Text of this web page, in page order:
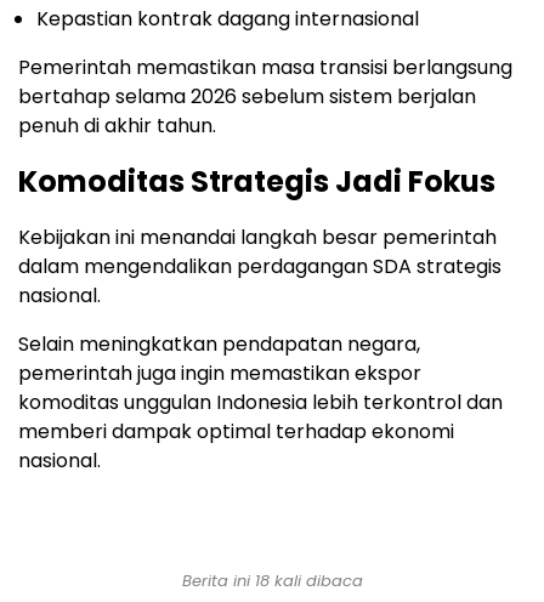
Kepastian kontrak dagang internasional
Pemerintah memastikan masa transisi berlangsung
bertahap selama 2026 sebelum sistem berjalan
penuh di akhir tahun.
Komoditas Strategis Jadi Fokus
Kebijakan ini menandai langkah besar pemerintah
dalam mengendalikan perdagangan SDA strategis
nasional.
Selain meningkatkan pendapatan negara,
pemerintah juga ingin memastikan ekspor
komoditas unggulan Indonesia lebih terkontrol dan
memberi dampak optimal terhadap ekonomi
nasional.
Berita ini 18 kali dibaca